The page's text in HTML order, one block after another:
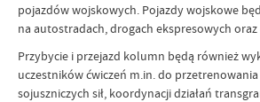
pojazdów wojskowych. Pojazdy wojskowe
na autostradach, drogach ekspresowych
Przybycie i przejazd kolumn będą również
uczestników ćwiczeń m.in. do
sojuszniczych sił, koordynacji działań